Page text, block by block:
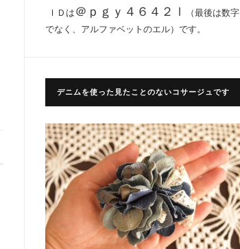
ＩＤは ＠ｐｇｙ４６４２ｌ
（最後は数字
でなく、アルファベットのエル）です。
デニムを使った見たことのないコサージュです